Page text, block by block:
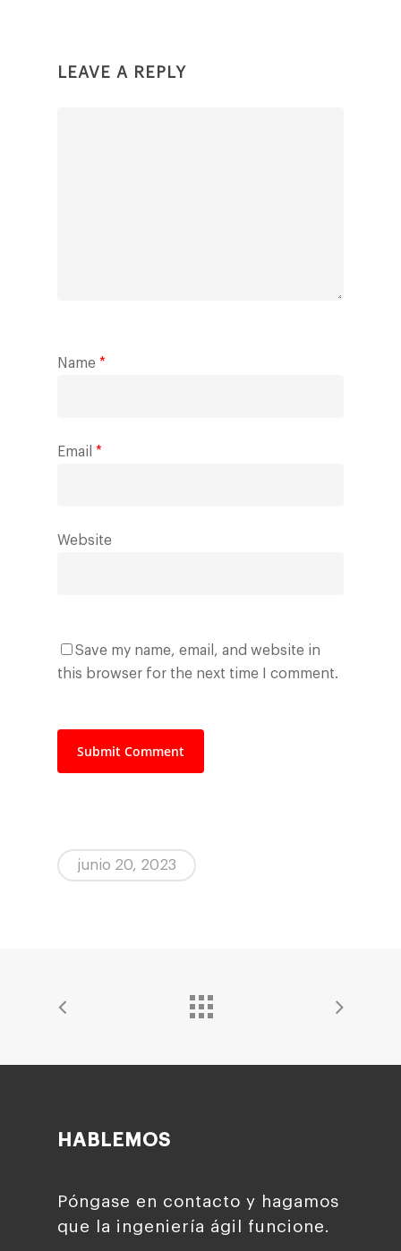
LEAVE A REPLY
Name *
Email *
Website
Save my name, email, and website in
this browser for the next time I comment.
junio 20, 2023
HABLEMOS
Póngase en contacto y hagamos
que la ingeniería ágil funcione.